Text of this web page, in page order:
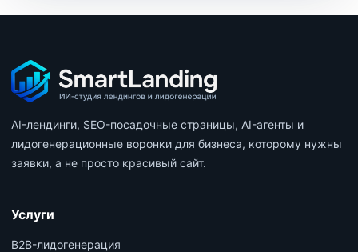
AI-лендинги, SEO-посадочные страницы, AI-агенты и
лидогенерационные воронки для бизнеса, которому нужны
заявки, а не просто красивый сайт.
Услуги
B2B-лидогенерация